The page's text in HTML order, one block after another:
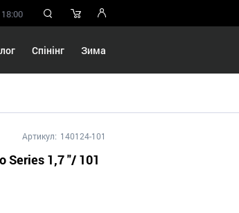
Спінінг Зима
Артикул: 140124-101
Series 1,7 "/ 101